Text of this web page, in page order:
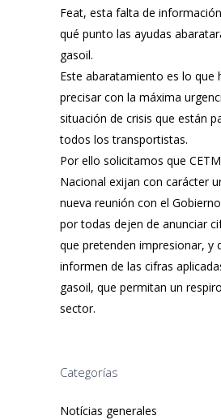
Feat, esta falta de
qué punto las ayudas
gasoil.
Este abaratamiento es lo que
precisar con la máxima
situación de crisis que están
todos los transportistas.
Por ello solicitamos que
Nacional exijan con carácter
nueva reunión con el
por todas dejen de anunciar
que pretenden impresionar, y
informen de las cifras
gasoil, que permitan un
sector.
Categorías
Notícias generales